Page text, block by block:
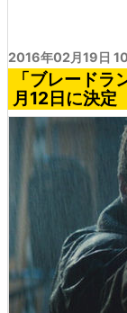
2016年02月19日
「ブレード
月12日に決定